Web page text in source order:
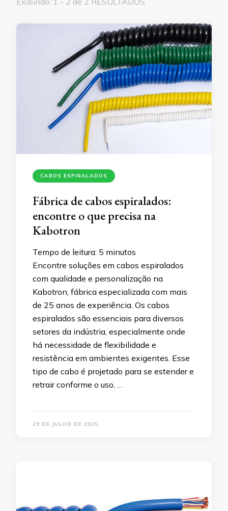
CABOS ESPIRALADOS
Fábrica de cabos espiralados:
encontre o que precisa na
Kabotron
Tempo de leitura: 5 minutos
Encontre soluções em cabos espiralados
com qualidade e personalização na
Kabotron, fábrica especializada com mais
de 25 anos de experiência. Os cabos
espiralados são essenciais para diversos
setores da indústria, especialmente onde
há necessidade de flexibilidade e
resistência em ambientes exigentes. Esse
tipo de cabo é projetado para se estender e
retrair conforme o uso, …
29 DE JULHO DE 2025